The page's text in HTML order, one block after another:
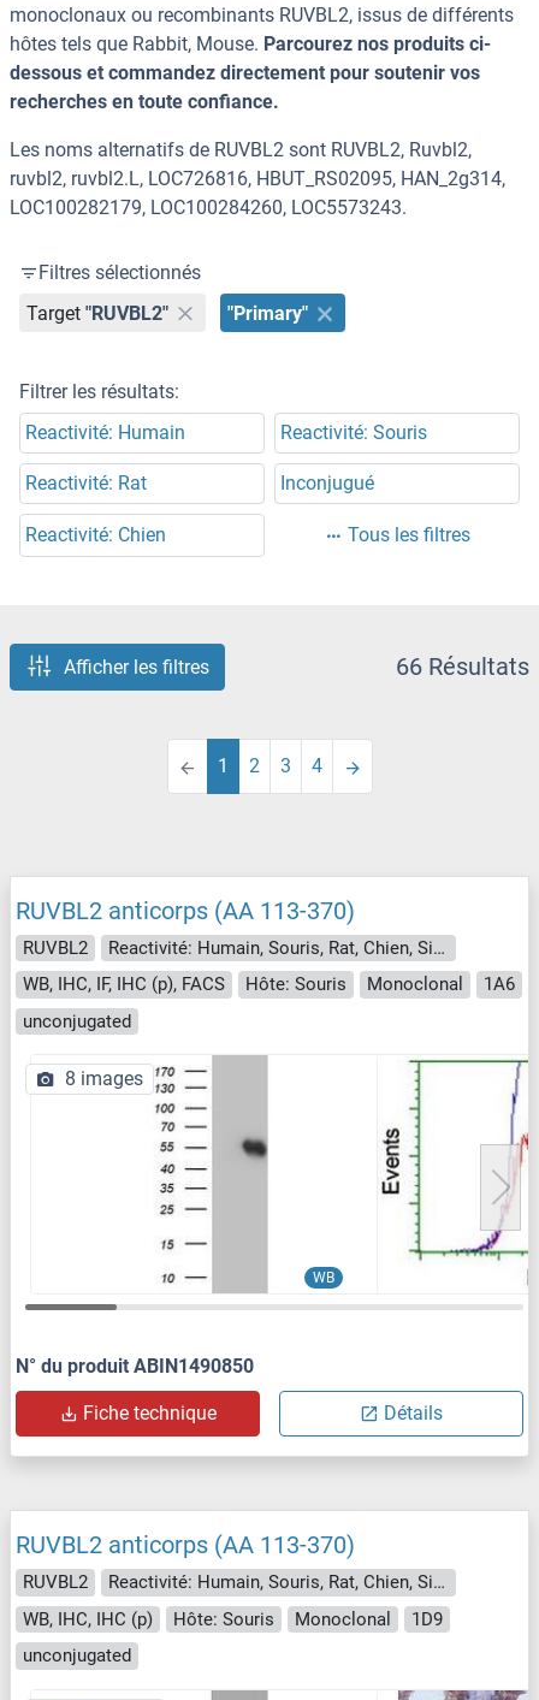
monoclonaux ou recombinants RUVBL2, issus de différents
hôtes tels que Rabbit, Mouse. Parcourez nos produits ci-
dessous et commandez directement pour soutenir vos
recherches en toute confiance.
Les noms alternatifs de RUVBL2 sont RUVBL2, Ruvbl2,
ruvbl2, ruvbl2.L, LOC726816, HBUT_RS02095, HAN_2g314,
LOC100282179, LOC100284260, LOC5573243.
Filtres sélectionnés
Target "RUVBL2" "Primary"
Filtrer les résultats:
Reactivité: Humain
Reactivité: Souris
Reactivité: Rat Inconjugué
Reactivité: Chien Tous les filtres
Afficher les filtres 66 Résultats
1 2 3 4
RUVBL2 anticorps (AA 113-370)
RUVBL2
Reactivité: Humain, Souris, Rat, Chien, Singe
WB, IHC, IF, IHC (p), FACS
Hôte: Souris Monoclonal
1A6
unconjugated
WB
8 images
N° du produit ABIN1490850
Fiche technique Détails
RUVBL2 anticorps (AA 113-370)
RUVBL2
Reactivité: Humain, Souris, Rat, Chien, Singe
WB, IHC, IHC (p)
Hôte: Souris Monoclonal
1D9
unconjugated